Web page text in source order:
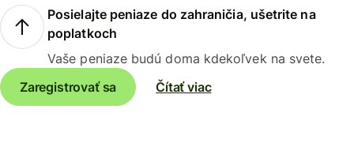
Posielajte peniaze do zahraničia, ušetrite na
poplatkoch
Vaše peniaze budú doma kdekoľvek na svete.
Zaregistrovať sa
Čítať viac